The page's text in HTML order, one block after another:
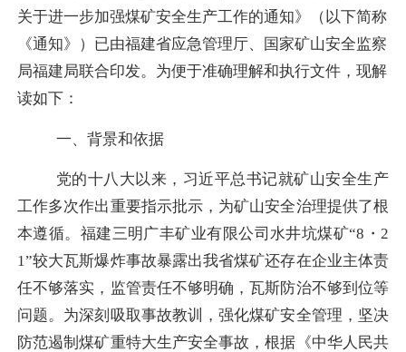
关于进一步加强煤矿安全生产工作的通知》（以下简称
《通知》）已由福建省应急管理厅、国家矿山安全监察
局福建局联合印发。为便于准确理解和执行文件，现解
读如下：
一、 背景和依据
党的十八大以来，习近平总书记就矿山安全生产
工作多次作出重要指示批示，为矿山安全治理提供了根
本遵循。福建三明广丰矿业有限公司水井坑煤矿“8・2
1”较大瓦斯爆炸事故暴露出我省煤矿还存在企业主体责
任不够落实，监管责任不够明确，瓦斯防治不够到位等
问题。为深刻吸取事故教训，强化煤矿安全管理，坚决
防范遏制煤矿重特大生产安全事故，根据《中华人民共